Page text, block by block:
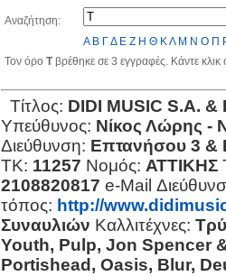
Αναζήτηση:
Α Β ΓΔ Ε Ζ Η Θ ΚΛ Μ Ν Ο Π
Τον όρο Τβρέθηκε σε 3 εγγραφές. Κάντε κλικ
Τίτλος: DIDI MUSIC S.A. &
Υπεύθυνος: Νίκος Λώρης -
Διεύθυνση: Επτανήσου 3 &
ΤΚ: 11257 Νομός: ΑΤΤΙΚΗΣ
2108820817 e-Mail
τόπος: http://
Συναυλιών Καλλιτέχνες:
Youth, Pulp, Jon Spencer
Portishead, Oasis, Blur,